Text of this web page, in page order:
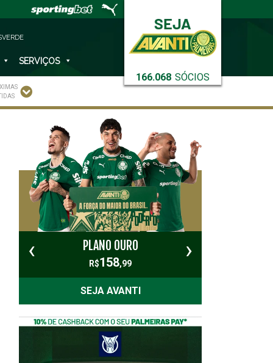
166.068 SÓCIOS
SERVIÇOS
PLANO OURO
R$158,99
‹ ›
SEJA AVANTI